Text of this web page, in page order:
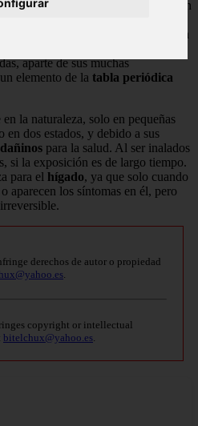
y pulir los cristales, su fabricación
a los tubos de la televisión. También
los utilizan en la fabricación de
aparte de sus muchas
elemento de la tabla periódica
la naturaleza, solo en pequeñas
en dos estados, y debido a sus
dañinos para la salud. Al ser inalados
si la exposición es de largo tiempo.
para el hígado, ya que solo cuando
aparecen los síntomas en él, pero
derechos de autor o propiedad
copyright or intellectual
bitelchux@yahoo.es